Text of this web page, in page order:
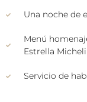
Una noche de
Menú
Estrella
Servicio de